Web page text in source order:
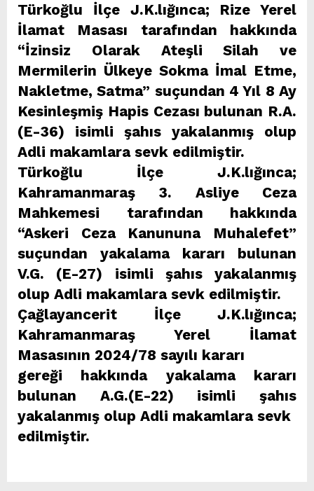
Türkoğlu İlçe J.K.lığınca; Rize Yerel
İlamat Masası tarafından hakkında
“İzinsiz Olarak Ateşli Silah ve
Mermilerin Ülkeye Sokma İmal Etme,
Nakletme, Satma” suçundan 4 Yıl 8 Ay
Kesinleşmiş Hapis Cezası bulunan R.A.
(E-36) isimli şahıs yakalanmış olup
Adli makamlara sevk edilmiştir.
Türkoğlu İlçe J.K.lığınca;
Kahramanmaraş 3. Asliye Ceza
Mahkemesi tarafından hakkında
“Askeri Ceza Kanununa Muhalefet”
suçundan yakalama kararı bulunan
V.G. (E-27) isimli şahıs yakalanmış
olup Adli makamlara sevk edilmiştir.
Çağlayancerit İlçe J.K.lığınca;
Kahramanmaraş Yerel İlamat
Masasının 2024/78 sayılı kararı
gereği hakkında yakalama kararı
bulunan A.G.(E-22) isimli şahıs
yakalanmış olup Adli makamlara sevk
edilmiştir.